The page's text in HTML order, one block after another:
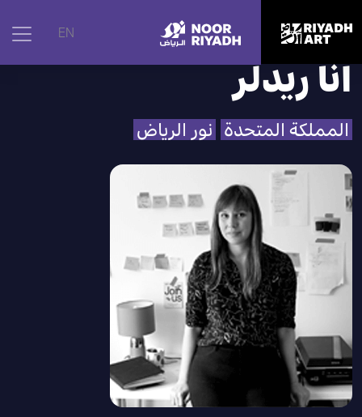
EN الرئيسية | الفنانون آنا ريدلر
آنا ريدلر
المملكة المتحدة نور الرياض